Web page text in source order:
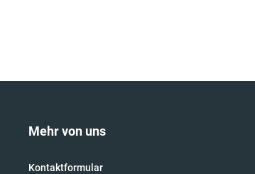
Mehr von uns
Kontaktformular